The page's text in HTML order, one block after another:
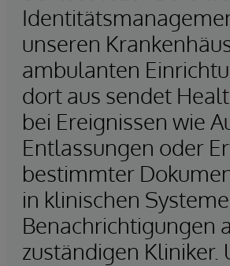
unseren
ambulanten
dort aus sendet
bei Ereignissen wie
Entlassungen oder
bestimmter
in klinischen
Benachrichtigungen
zuständigen Kliniker.